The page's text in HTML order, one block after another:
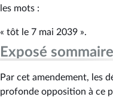
les mots :
« tôt le 7 mai 2039 ».
Exposé sommaire
Par cet amendement, les
profonde opposition à ce